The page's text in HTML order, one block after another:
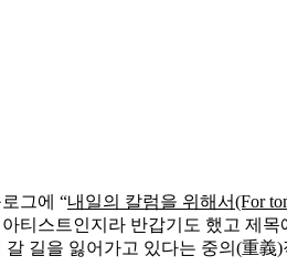
그에 “내일의 칼럼을 위해서(For
티스트인지라 반갑기도 했고 제
길을 잃어가고 있다는 중의(重義)